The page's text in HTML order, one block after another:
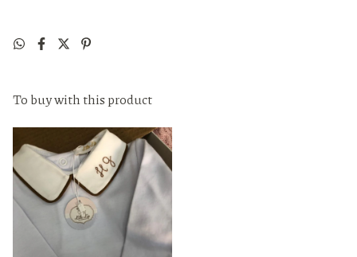
To buy with this product